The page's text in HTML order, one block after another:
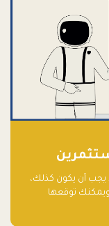
يجب أن يكون كذلك،
توقعها